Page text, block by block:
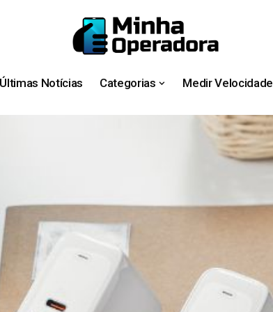
Últimas Notícias Categorias Medir Velocidade